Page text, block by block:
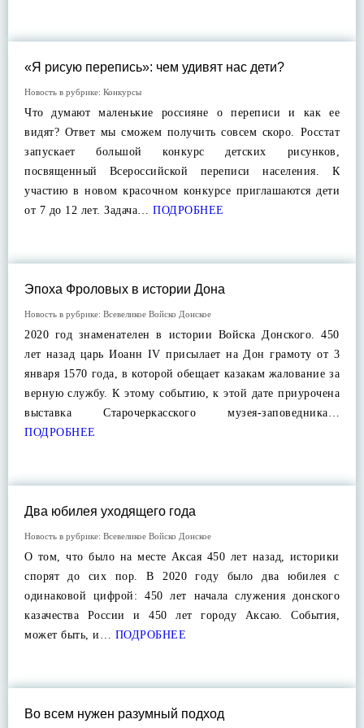
«Я рисую перепись»: чем удивят нас дети?
Новость в рубрике: Конкурсы
Что думают маленькие россияне о переписи и как ее
видят? Ответ мы сможем получить совсем скоро. Росстат
запускает большой конкурс детских рисунков,
посвященный Всероссийской переписи населения. К
участию в новом красочном конкурсе приглашаются дети
от 7 до 12 лет. Задача… ПОДРОБНЕЕ
Эпоха Фроловых в истории Дона
Новость в рубрике: Всевеликое Войско Донское
2020 год знаменателен в истории Войска Донского. 450
лет назад царь Иоанн IV присылает на Дон грамоту от 3
января 1570 года, в которой обещает казакам жалование за
верную службу. К этому событию, к этой дате приурочена
выставка Старочеркасского музея-заповедника…
ПОДРОБНЕЕ
Два юбилея уходящего года
Новость в рубрике: Всевеликое Войско Донское
О том, что было на месте Аксая 450 лет назад, историки
спорят до сих пор. В 2020 году было два юбилея с
одинаковой цифрой: 450 лет начала служения донского
казачества России и 450 лет городу Аксаю. События,
может быть, и… ПОДРОБНЕЕ
Во всем нужен разумный подход